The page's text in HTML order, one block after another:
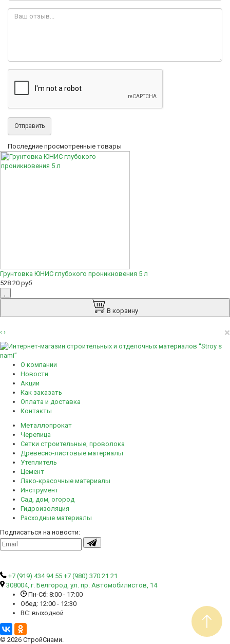
Отправить
Последние просмотренные товары
Грунтовка ЮНИС глубокого проникновения 5 л
528.20 руб
В корзину
‹ › ×
О компании
Новости
Акции
Как заказать
Оплата и доставка
Контакты
Металлопрокат
Черепица
Сетки строительные, проволока
Древесно-листовые материалы
Утеплитель
Цемент
Лако-красочные материалы
Инструмент
Сад, дом, огород
Гидроизоляция
Расходные материалы
Подписаться на новости:
+7 (919) 434 94 55 +7 (980) 370 21 21
308004, г. Белгород, ул. пр. Автомобилистов, 14
Пн-Сб: 8:00 - 17:00
Обед: 12:00 - 12:30
ВС: выходной
© 2026 СтройСнами.